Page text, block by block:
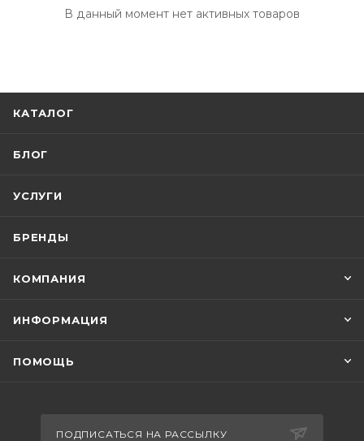
В данный момент нет активных товаров
КАТАЛОГ
БЛОГ
УСЛУГИ
БРЕНДЫ
КОМПАНИЯ
ИНФОРМАЦИЯ
ПОМОЩЬ
ПОДПИСАТЬСЯ НА РАССЫЛКУ